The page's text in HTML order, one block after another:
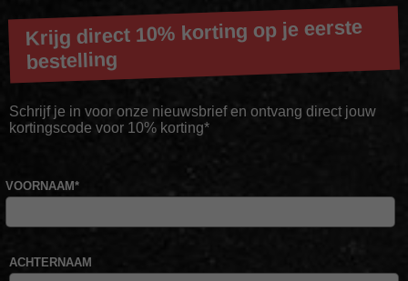
Krijg direct 10% korting op je eerste
bestelling
Schrijf je in voor onze nieuwsbrief en ontvang direct jouw
kortingscode voor 10% korting*
VOORNAAM*
ACHTERNAAM